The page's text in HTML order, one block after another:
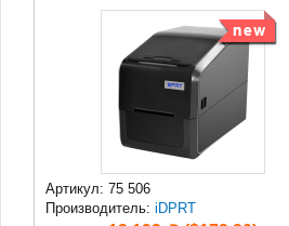
Артикул: 75 506
Производитель: iDPRT